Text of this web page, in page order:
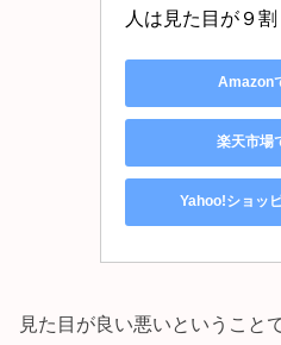
人は見た目が９割
Amazon
楽天市場
Yahoo!ショッ
見た目が良い悪いということ